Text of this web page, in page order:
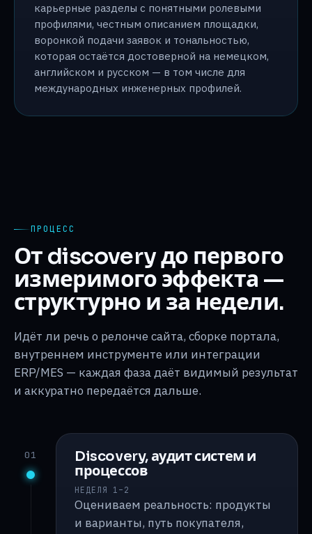
карьерные разделы с понятными ролевыми
профилями, честным описанием площадки,
воронкой подачи заявок и тональностью,
которая остаётся достоверной на немецком,
английском и русском — в том числе для
международных инженерных профилей.
ПРОЦЕСС
От discovery до первого
измеримого эффекта —
структурно и за недели.
Идёт ли речь о релонче сайта, сборке портала,
внутреннем инструменте или интеграции
ERP/MES — каждая фаза даёт видимый результат
и аккуратно передаётся дальше.
01
Discovery, аудит систем и
процессов
НЕДЕЛЯ 1–2
Оцениваем реальность: продукты
и варианты, путь покупателя,